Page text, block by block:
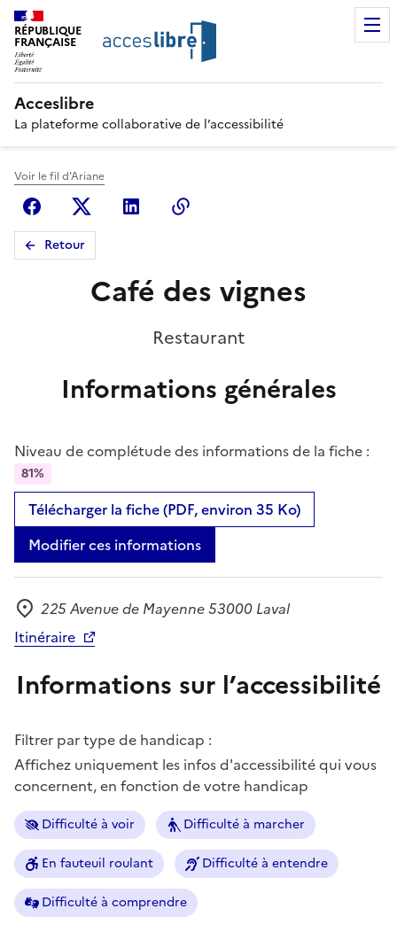
RÉPUBLIQUE
FRANÇAISE
Acceslibre
La plateforme collaborative de l’accessibilité
Voir le fil d'Ariane
FacebookX (anciennement Twitter)
Linkedin
Retour
Café des vignes
Restaurant
Informations générales
Niveau de complétude des informations de la fiche :
81%
Télécharger la fiche (PDF, environ 35 Ko)
Modifier ces informations
Adresse
225 Avenue de Mayenne 53000 Laval
Itinéraire
Informations sur l’accessibilité
Filtrer par type de handicap :
Affichez uniquement les infos d'accessibilité qui vous
concernent, en fonction de votre handicap
Difficulté à voir Difficulté à marcher
En fauteuil roulant Difficulté à entendre
Difficulté à comprendre